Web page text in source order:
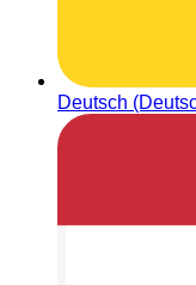
Deutsch